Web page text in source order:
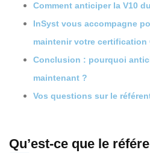
Comment anticiper la V10
InSyst vous accompagne
maintenir votre certification
Conclusion : pourquoi
maintenant ?
Vos questions sur le
Qu’est-ce que le